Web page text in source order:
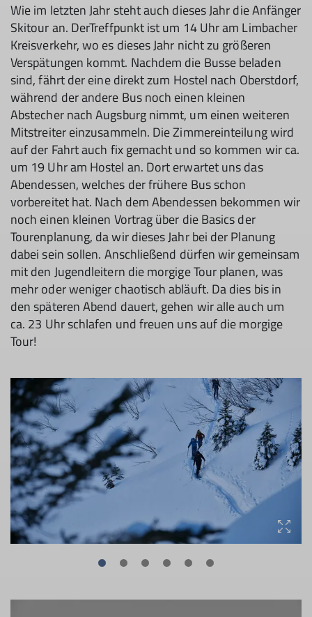
Wie im letzten Jahr steht auch dieses Jahr die Anfänger
Skitour an. DerTreffpunkt ist um 14 Uhr am Limbacher
Kreisverkehr, wo es dieses Jahr nicht zu größeren
Verspätungen kommt. Nachdem die Busse beladen
sind, fährt der eine direkt zum Hostel nach Oberstdorf,
während der andere Bus noch einen kleinen
Abstecher nach Augsburg nimmt, um einen weiteren
Mitstreiter einzusammeln. Die Zimmereinteilung wird
auf der Fahrt auch fix gemacht und so kommen wir ca.
um 19 Uhr am Hostel an. Dort erwartet uns das
Abendessen, welches der frühere Bus schon
vorbereitet hat. Nach dem Abendessen bekommen wir
noch einen kleinen Vortrag über die Basics der
Tourenplanung, da wir dieses Jahr bei der Planung
dabei sein sollen. Anschließend dürfen wir gemeinsam
mit den Jugendleitern die morgige Tour planen, was
mehr oder weniger chaotisch abläuft. Da dies bis in
den späteren Abend dauert, gehen wir alle auch um
ca. 23 Uhr schlafen und freuen uns auf die morgige
Tour!